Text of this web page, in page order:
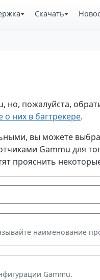
Скачать
пожалуйста,
о них в багтрекере.
вы можете
Gammu для
прояснить
наименование
Gammu.